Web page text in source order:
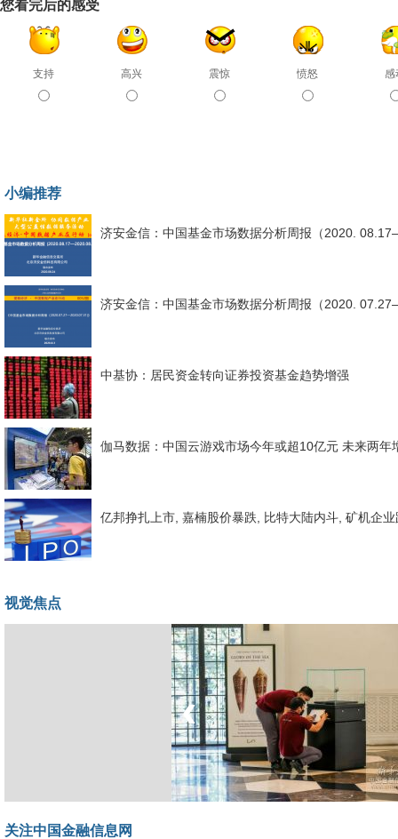
您看完后的感受
支持 高兴 震惊 愤怒 感
小编推荐
济安金信：中国基金市场数据分析周报（2020.
济安金信：中国基金市场数据分析周报（2020.
中基协：居民资金转向证券投资基金趋势增强
伽马数据：中国云游戏市场今年或超10亿元 未来两年
亿邦挣扎上市, 嘉楠股价暴跌, 比特大陆内斗, 矿机企
视觉焦点
坐上火车看老挝
‹
关注中国金融信息网